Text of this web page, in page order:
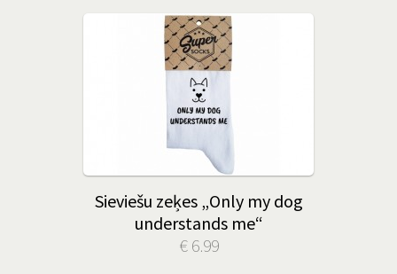
Sieviešu zeķes „Only my dog
understands me“
€ 6.99